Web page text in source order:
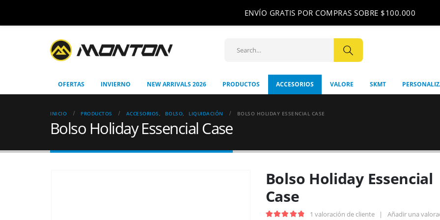
OFERTAS INVIERNO NEW ARRIVALS 2026 PRODUCTOS ACCESORIOS VALORE SKMT
INICIO PRODUCTOS ACCESORIOS BOLSO LIQUIDACIÓN BOLSO HOLIDAY ESSENCIAL CASE
Bolso Holiday Essencial Case
Bolso Holiday Essencial
Case
1 valoración de cliente | Añadir una
ENVÍO GRATIS POR COMPRAS SOBRE $100.000